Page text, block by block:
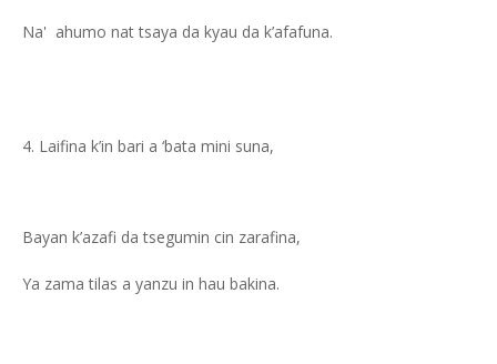
Na' ahumo nat tsaya da kyau da k’afafuna.
Laifina k’in bari a ‘bata mini suna,
Bayan k’azafi da tsegumin cin zarafina,
Ya zama tilas a yanzu in hau bakina.